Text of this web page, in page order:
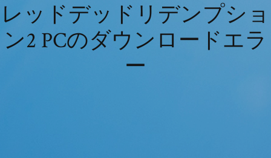
レッドデッドリデンプショ
ン2 PCのダウンロードエラ
ー